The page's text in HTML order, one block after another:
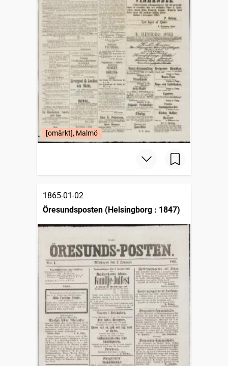
[omärkt], Malmö
1865-01-02
Öresundsposten (Helsingborg : 1847)